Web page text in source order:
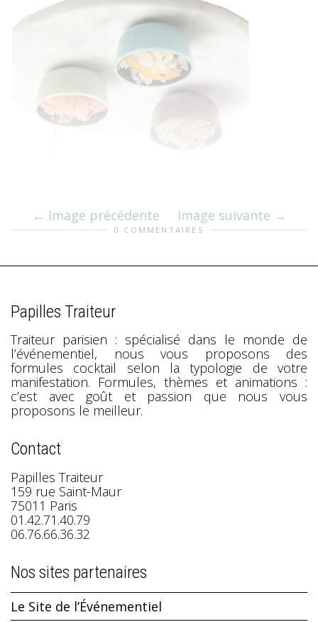
Image précédente Image suivante
0 COMMENTAIRES
Papilles Traiteur
Traiteur parisien : spécialisé dans le monde de
l’événementiel, nous vous proposons des
formules cocktail selon la typologie de votre
manifestation. Formules, thèmes et animations :
c’est avec goût et passion que nous vous
proposons le meilleur.
Contact
Papilles Traiteur
159 rue Saint-Maur
75011 Paris
01.42.71.40.79
06.76.66.36.32
Nos sites partenaires
Le Site de l’Événementiel